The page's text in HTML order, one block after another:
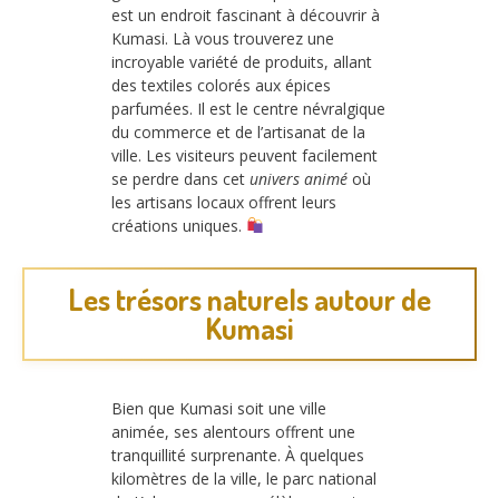
est un endroit fascinant à découvrir à
Kumasi. Là vous trouverez une
incroyable variété de produits, allant
des textiles colorés aux épices
parfumées. Il est le centre névralgique
du commerce et de l’artisanat de la
ville. Les visiteurs peuvent facilement
se perdre dans cet univers animé où
les artisans locaux offrent leurs
créations uniques.
Les trésors naturels autour de
Kumasi
Bien que Kumasi soit une ville
animée, ses alentours offrent une
tranquillité surprenante. À quelques
kilomètres de la ville, le parc national